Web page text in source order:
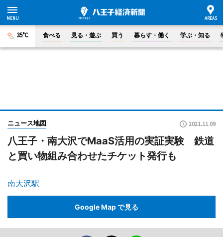
35°C 食べる 見る・遊ぶ 買う 暮らす・働く 学ぶ・知る
ニュース地図 2021.11.09
八王子・南大沢でMaaS活用の実証実験 鉄道
と買い物組み合わせたチケット発行も
南大沢駅
Google Map で見る